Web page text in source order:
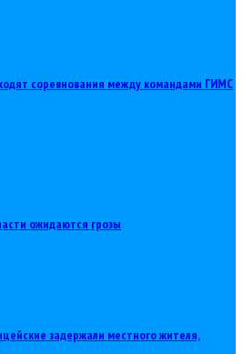
соревнования между командами ГИМС
ожидаются грозы
задержали местного жителя,